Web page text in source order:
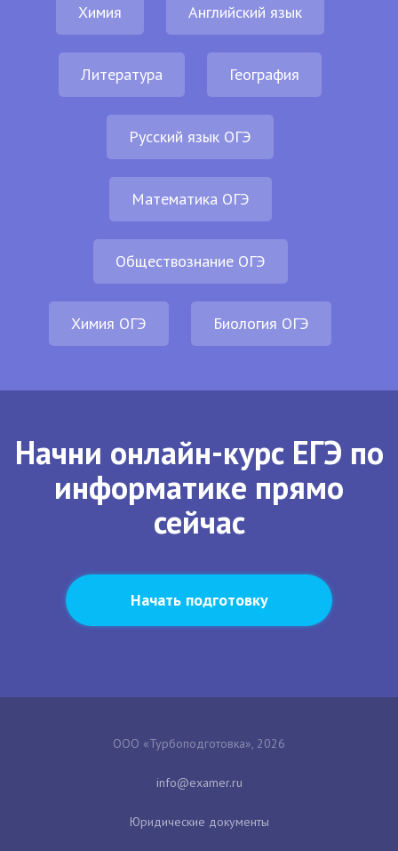
Химия Английский язык
Литература География
Русский язык ОГЭ
Математика ОГЭ
Обществознание ОГЭ
Химия ОГЭ Биология ОГЭ
Начни онлайн-курс ЕГЭ по
информатике прямо
сейчас
Начать подготовку
ООО «Турбоподготовка», 2026
Юридические документы